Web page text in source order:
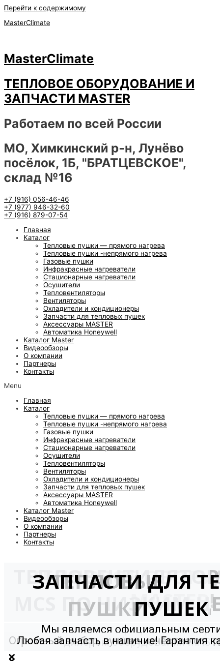
Перейти к содержимому
MasterClimate
MasterClimate
ТЕПЛОВОЕ ОБОРУДОВАНИЕ И
ЗАПЧАСТИ MASTER
Работаем по всей России
МО, Химкинский р-н, Лунёво
посёлок, 1Б, "БРАТЦЕВСКОЕ",
склад №16
+7 (916) 056-46-46
+7 (977) 946-32-60
+7 (916) 879-07-54
Главная
Каталог
Тепловые пушки — прямого нагрева
Тепловые пушки -непрямого нагрева
Газовые пушки
Инфракрасные нагреватели
Стационарные нагреватели
Осушители
Тепловентиляторы
Вентиляторы
Охладители и кондиционеры
Запчасти для тепловых пушек
Аксессуары MASTER
Автоматика Honeywell
Каталог Master
Видеообзоры
О компании
Партнеры
Контакты
Menu
Главная
Каталог
Тепловые пушки — прямого нагрева
Тепловые пушки -непрямого нагрева
Газовые пушки
Инфракрасные нагреватели
Стационарные нагреватели
Осушители
Тепловентиляторы
Вентиляторы
Охладители и кондиционеры
Запчасти для тепловых пушек
Аксессуары MASTER
Автоматика Honeywell
Каталог Master
Видеообзоры
О компании
Партнеры
Контакты
ТЕПЛОВОЕ
MASTER!
Мы являемся официальным
дилером оборудования
MCS ПО НИЗКИМ
ТЕПЛОВЫЕ
ПУШКИ
Огромный выбор, лучшее качество от
ЗАПЧАСТИ ДЛЯ
ПУШЕК
Любая запчасть в наличие! Гарантия